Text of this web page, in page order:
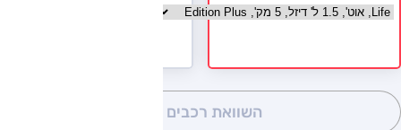
בחר גרסה אופל קומבו
השוואת רכבים